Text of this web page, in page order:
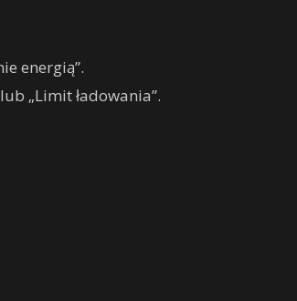
energią”.
„Limit ładowania”.